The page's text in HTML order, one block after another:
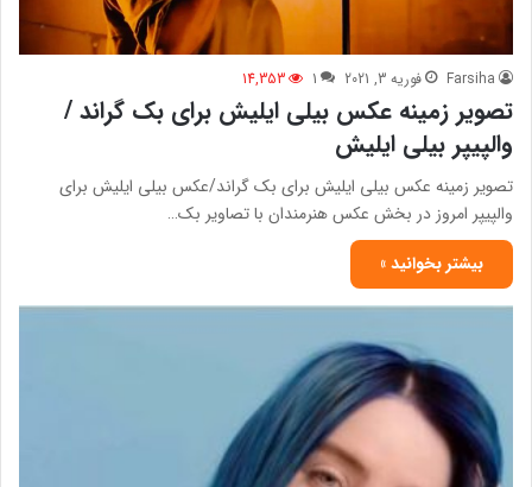
Farsiha فوریه 3, 2021 1
14,353
تصویر زمینه عکس بیلی ایلیش برای بک گراند /
والپیپر بیلی ایلیش
تصویر زمینه عکس بیلی ایلیش برای بک گراند/عکس بیلی ایلیش برای
والپیپر امروز در بخش عکس هنرمندان با تصاویر بک…
بیشتر بخوانید »